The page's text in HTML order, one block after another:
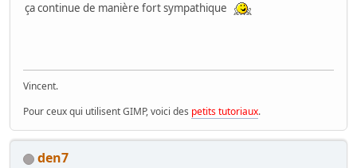
ça continue de manière fort sympathique
Vincent.
Pour ceux qui utilisent GIMP, voici des petits tutoriaux.
den7